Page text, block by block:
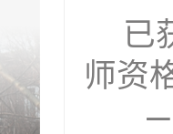
已
师资